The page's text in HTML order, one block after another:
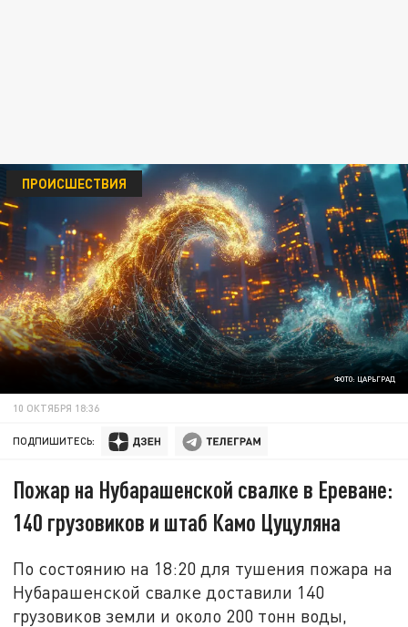
ФОТО: ЦАРЬГРАД
ПРОИСШЕСТВИЯ
10 ОКТЯБРЯ 18:36
ПОДПИШИТЕСЬ:
Пожар на Нубарашенской свалке в Ереване:
140 грузовиков и штаб Камо Цуцуляна
По состоянию на 18:20 для тушения пожара на
Нубарашенской свалке доставили 140
грузовиков земли и около 200 тонн воды,